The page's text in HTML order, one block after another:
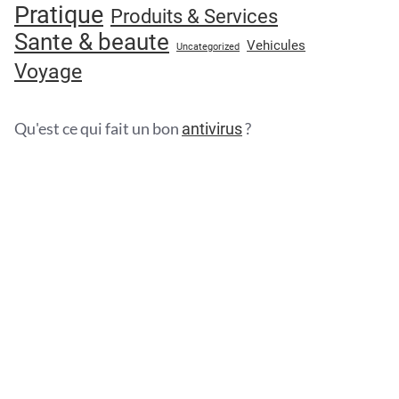
Pratique Produits & Services
Sante & beaute Uncategorized Vehicules
Voyage
Qu'est ce qui fait un bon antivirus?